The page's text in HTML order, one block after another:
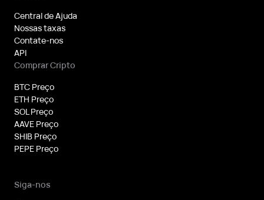
Central de Ajuda
Nossas taxas
Contate-nos
API
Comprar Cripto
BTC Preço
ETH Preço
SOL Preço
AAVE Preço
SHIB Preço
PEPE Preço
Siga-nos